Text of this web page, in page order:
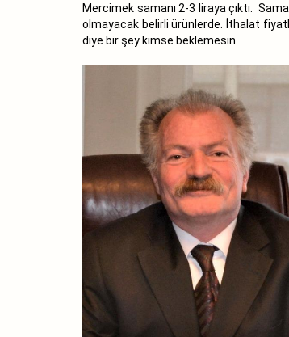
Mercimek samanı 2-3 liraya çıktı.
olmayacak belirli ürünlerde. İthalat
diye bir şey kimse beklemesin.